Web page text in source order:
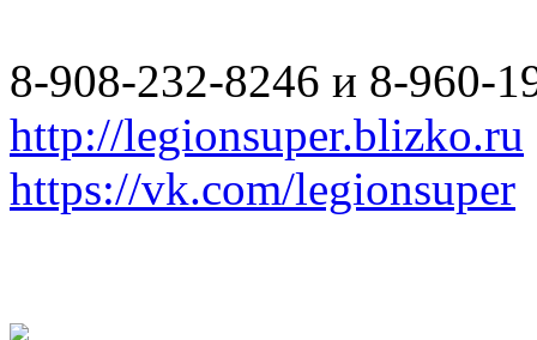
8-908-232-8246 и 8-960-
http://legionsuper.blizko.ru
https://vk.com/legionsuper